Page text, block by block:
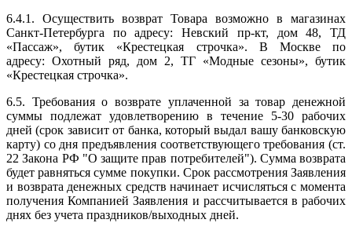
6.4.1. Осуществить возврат Товара возможно в магазинах
Санкт-Петербурга по адресу: Невский пр-кт, дом 48, ТД
«Пассаж», бутик «Крестецкая строчка». В Москве по
адресу: Охотный ряд, дом 2, ТГ «Модные сезоны», бутик
«Крестецкая строчка».
6.5. Требования о возврате уплаченной за товар денежной
суммы подлежат удовлетворению в течение 5-30 рабочих
дней (срок зависит от банка, который выдал вашу банковскую
карту) со дня предъявления соответствующего требования (ст.
22 Закона РФ "О защите прав потребителей"). Сумма возврата
будет равняться сумме покупки. Срок рассмотрения Заявления
и возврата денежных средств начинает исчисляться с момента
получения Компанией Заявления и рассчитывается в рабочих
днях без учета праздников/выходных дней.